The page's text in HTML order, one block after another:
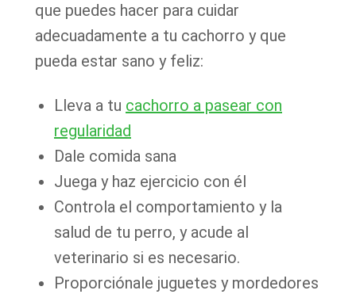
que puedes hacer para cuidar
adecuadamente a tu cachorro y que
pueda estar sano y feliz:
Lleva a tu cachorro a pasear con
regularidad
Dale comida sana
Juega y haz ejercicio con él
Controla el comportamiento y la
salud de tu perro, y acude al
veterinario si es necesario.
Proporciónale juguetes y mordedores